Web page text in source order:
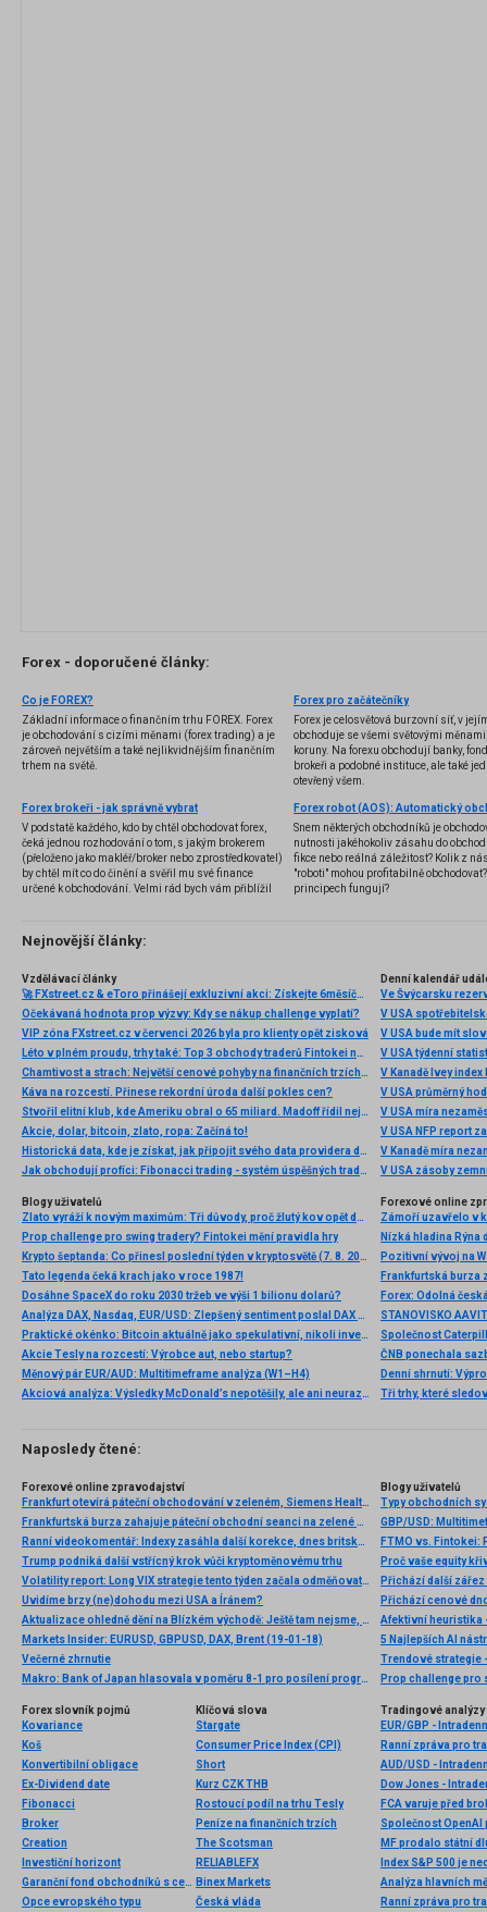
Forex - doporučené články:
Co je FOREX?
Základní informace o finančním trhu FOREX. Forex
je obchodování s cizími měnami (forex trading) a je
zároveň největším a také nejlikvidnějším finančním
trhem na světě.
Forex pro začátečníky
Forex je celosvětová burzovní síť, v
obchoduje se všemi světovými
koruny. Na forexu obchodují banky,
brokeři a podobné instituce, ale také
otevřený všem.
Forex brokeři - jak správně vybrat
V podstatě každého, kdo by chtěl obchodovat forex,
čeká jednou rozhodování o tom, s jakým brokerem
(přeloženo jako makléř/broker nebo zprostředkovatel)
by chtěl mít co do činění a svěřil mu své finance
určené k obchodování. Velmi rád bych vám přiblížil
několik příkladů nejznámějších z nich.
Snem některých obchodníků je
nutnosti jakéhokoliv zásahu do
fikce nebo reálná záležitost? Kolik z
"roboti" mohou profitabilně
principech fungují?
Nejnovější články:
Vzdělávací články
🚀 FXstreet.cz & eToro přinášejí exkluzivní akci: Získejte 6měsíční členství ve VIP zóně ZDARMA
Očekávaná hodnota prop výzvy: Kdy se nákup challenge vyplatí?
VIP zóna FXstreet.cz v červenci 2026 byla pro klienty opět zisková
Léto v plném proudu, trhy také: Top 3 obchody traderů Fintokei na indexech a zlatě
Chamtivost a strach: Největší cenové pohyby na finančních trzích (červenec 2026)
Káva na rozcestí. Přinese rekordní úroda další pokles cen?
Stvořil elitní klub, kde Ameriku obral o 65 miliard. Madoff řídil největší Ponzi dějin
Akcie, dolar, bitcoin, zlato, ropa: Začíná to!
Historická data, kde je získat, jak připojit svého data providera do MultiCharts a proč je budeme potřebovat? (4. díl)
Jak obchodují profíci: Fibonacci trading - systém úspěšných traderů
Denní kalendář
Ve Švýcarsku
V USA
V USA bude mít
V USA týdenní
V Kanadě Ivey index
V USA průměrný
V USA míra
V USA NFP report
V Kanadě míra
V USA zásoby
Blogy uživatelů
Zlato vyráží k novým maximům: Tři důvody, proč žlutý kov opět dominuje
Prop challenge pro swing tradery? Fintokei mění pravidla hry
Krypto šeptanda: Co přinesl poslední týden v kryptosvětě (7. 8. 2026)
Tato legenda čeká krach jako v roce 1987!
Dosáhne SpaceX do roku 2030 tržeb ve výši 1 bilionu dolarů?
Analýza DAX, Nasdaq, EUR/USD: Zlepšený sentiment poslal DAX na nová maxima
Praktické okénko: Bitcoin aktuálně jako spekulativní, nikoli investiční aktivum
Akcie Tesly na rozcestí: Výrobce aut, nebo startup?
Měnový pár EUR/AUD: Multitimeframe analýza (W1–H4)
Akciová analýza: Výsledky McDonald’s nepotěšily, ale ani neurazily. Jakou vizi společnost prezentovala?
Forexové online
Nízká hladina
Pozitivní vývoj na
Frankfurtská burza
Denní shrnutí:
Tři trhy, které
Naposledy čtené:
Forexové online zpravodajství
Frankfurt otevírá páteční obchodování v zeleném, Siemens Healthineers reportoval výsledky
Frankfurtská burza zahajuje páteční obchodní seanci na zelené nule
Ranní videokomentář: Indexy zasáhla další korekce, dnes britská inflace
Trump podniká další vstřícný krok vůči kryptoměnovému trhu
Volatility report: Long VIX strategie tento týden začala odměňovat. Vysoká volatilita ale pravděpodobně dlouho nevydrží
Uvidíme brzy (ne)dohodu mezi USA a Íránem?
Aktualizace ohledně dění na Blízkém východě: Ještě tam nejsme, ale blížíme se ke konci
Markets Insider: EURUSD, GBPUSD, DAX, Brent (19-01-18)
Večerné zhrnutie
Makro: Bank of Japan hlasovala v poměru 8-1 pro posílení programu kvantitativního uvolňování
Blogy uživatelů
Typy obchodních
GBP/USD:
FTMO vs. Fintokei:
Proč vaše equity
Přichází další zářez
Přichází cenové
Afektivní heuristika
5 Najlepších AI
Trendové strategie
Prop challenge pro
Forex slovník pojmů
Kovariance
Koš
Konvertibilní obligace
Ex-Dividend date
Fibonacci
Broker
Creation
Investiční horizont
Garanční fond obchodníků s cennými papíry
Opce evropského typu
Klíčová slova
Stargate
Consumer Price Index (CPI)
Short
Kurz CZK THB
Rostoucí podíl na trhu Tesly
Peníze na finančních trzích
The Scotsman
RELIABLEFX
Binex Markets
Česká vláda
Tradingové analýzy
EUR/GBP -
AUD/USD -
Dow Jones -
FCA varuje před
Společnost OpenAI
MF prodalo státní
Index S&P 500 je
Analýza hlavních
Ranní zpráva pro